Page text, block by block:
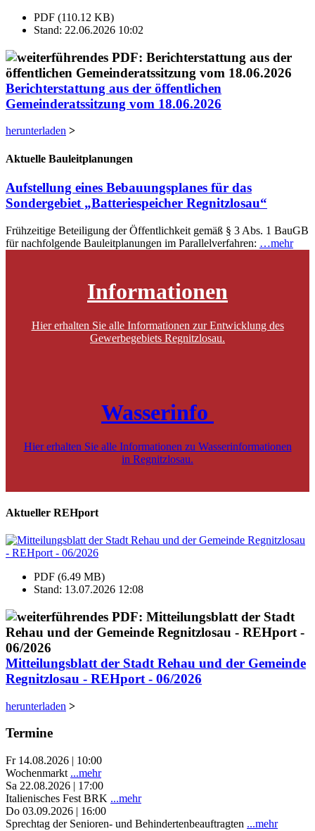
PDF (110.12 KB)
Stand: 22.06.2026 10:02
Berichterstattung aus der öffentlichen
Gemeinderatssitzung vom 18.06.2026
herunterladen >
Aktuelle Bauleitplanungen
Aufstellung eines Bebauungsplanes für das
Sondergebiet „Batteriespeicher Regnitzlosau“
Frühzeitige Beteiligung der Öffentlichkeit gemäß § 3 Abs. 1 BauGB
für nachfolgende Bauleitplanungen im Parallelverfahren: …mehr
Informationen
Hier erhalten Sie alle Informationen zur Entwicklung des
Gewerbegebiets Regnitzlosau.
Wasserinfo
Hier erhalten Sie alle Informationen zu Wasserinformationen
in Regnitzlosau.
Aktueller REHport
PDF (6.49 MB)
Stand: 13.07.2026 12:08
Mitteilungsblatt der Stadt Rehau und der Gemeinde
Regnitzlosau - REHport - 06/2026
herunterladen >
Termine
Fr 14.08.2026 | 10:00
Wochenmarkt ...mehr
Sa 22.08.2026 | 17:00
Italienisches Fest BRK ...mehr
Do 03.09.2026 | 16:00
Sprechtag der Senioren- und Behindertenbeauftragten ...mehr